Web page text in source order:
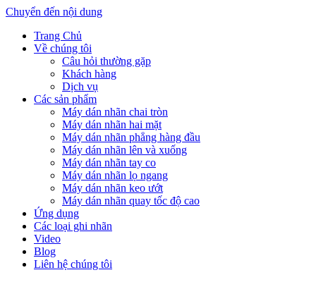
Chuyển đến nội dung
Trang Chủ
Về chúng tôi
Câu hỏi thường gặp
Khách hàng
Dịch vụ
Các sản phẩm
Máy dán nhãn chai tròn
Máy dán nhãn hai mặt
Máy dán nhãn phẳng hàng đầu
Máy dán nhãn lên và xuống
Máy dán nhãn tay co
Máy dán nhãn lọ ngang
Máy dán nhãn keo ướt
Máy dán nhãn quay tốc độ cao
Ứng dụng
Các loại ghi nhãn
Video
Blog
Liên hệ chúng tôi